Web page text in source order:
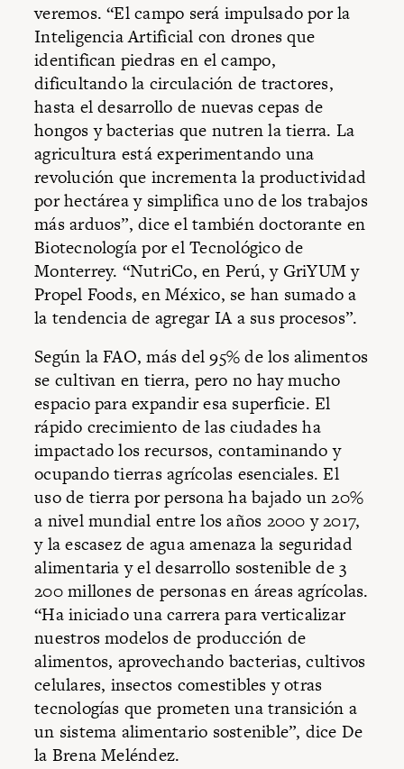
veremos. “El campo será impulsado por la
Inteligencia Artificial con drones que
identifican piedras en el campo,
dificultando la circulación de tractores,
hasta el desarrollo de nuevas cepas de
hongos y bacterias que nutren la tierra. La
agricultura está experimentando una
revolución que incrementa la productividad
por hectárea y simplifica uno de los trabajos
más arduos”, dice el también doctorante en
Biotecnología por el Tecnológico de
Monterrey. “NutriCo, en Perú, y GriYUM y
Propel Foods, en México, se han sumado a
la tendencia de agregar IA a sus procesos”.
Según la FAO, más del 95% de los alimentos
se cultivan en tierra, pero no hay mucho
espacio para expandir esa superficie. El
rápido crecimiento de las ciudades ha
impactado los recursos, contaminando y
ocupando tierras agrícolas esenciales. El
uso de tierra por persona ha bajado un 20%
a nivel mundial entre los años 2000 y 2017,
y la escasez de agua amenaza la seguridad
alimentaria y el desarrollo sostenible de 3
200 millones de personas en áreas agrícolas.
“Ha iniciado una carrera para verticalizar
nuestros modelos de producción de
alimentos, aprovechando bacterias, cultivos
celulares, insectos comestibles y otras
tecnologías que prometen una transición a
un sistema alimentario sostenible”, dice De
la Brena Meléndez.